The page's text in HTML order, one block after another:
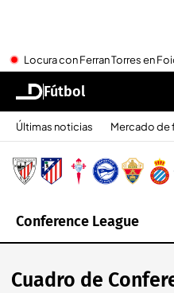
Locura con Ferran Torres en
Fútbol
Últimas noticias Mercado de
Conference League
Cuadro de